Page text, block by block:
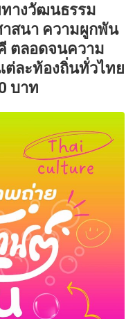
างวัฒนธรรม
สนา ความผูกพัน
ตลอดจนความ
ต่ละท้องถิ่นทั่วไทย
บาท